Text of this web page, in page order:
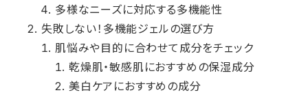
多様なニーズに対応する多機能性
失敗しない！多機能ジェルの選び方
肌悩みや目的に合わせて成分をチェック
乾燥肌・敏感肌におすすめの保湿成分
美白ケアにおすすめの成分